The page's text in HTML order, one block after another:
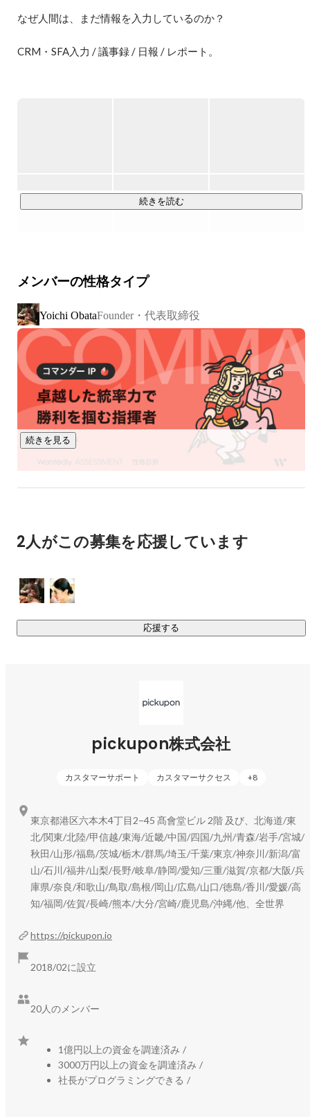
なぜ人間は、まだ情報を入力しているのか？
CRM・SFA入力 / 議事録 / 日報 / レポート。
しかし企業では、その会話のほとんどが
・記録されない
・共有されない
・活用されない
まま消えていきます。
つまり、企業にとって最も重要なはずの顧客や現場の声が、
組織の知識になっていません。
発話（会話）は
・共有しづらい
つまり顧客との会話は、企業にとって宝の山であるにも関わ
扱いにくいメディアなのです。
「顧客との会話を、組織の知識に変えるAI」
・電話や商談の会話を解析し
・顧客の課題発言を抽出し
・SFAやチャットツールへ共有します
これにより、顧客の「こまってる。」を
会話から情報が生まれる世界へ。
私たちは、仕事の情報の流れそのものを変えようとしていま
す。
https://pickupon.io/
続きを読む
メンバーの性格タイプ
Yoichi ObataFounder・代表取締役
続きを見る
2人がこの募集を応援しています
応援する
pickupon株式会社
カスタマーサポート カスタマーサクセス +8
https://pickupon.io
2018/02に設立
20人のメンバー
1億円以上の資金を調達済み /
3000万円以上の資金を調達済み /
社長がプログラミングできる /
東京都港区六本木4丁目2−45 髙會堂ビル 2階 及び、北海道/東
北/関東/北陸/甲信越/東海/近畿/中国/四国/九州/青森/岩手/宮城/
秋田/山形/福島/茨城/栃木/群馬/埼玉/千葉/東京/神奈川/新潟/富
山/石川/福井/山梨/長野/岐阜/静岡/愛知/三重/滋賀/京都/大阪/兵
庫県/奈良/和歌山/鳥取/島根/岡山/広島/山口/徳島/香川/愛媛/高
知/福岡/佐賀/長崎/熊本/大分/宮崎/鹿児島/沖縄/他、全世界